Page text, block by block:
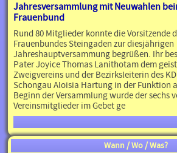
Jahresversammlung mit Neuwahlen
Frauenbund
Rund 80 Mitglieder konnte die Vorsitzende
Frauenbundes Steingaden zur diesjährigen
Jahreshauptversammung begrüßen. Ihr
Pater Joyice Thomas Lanithotam dem
Zweigvereins und der Bezirksleiterin des
Schongau Aloisia Hartung in der Funktion
Beginn der Versammlung wurde der sechs
Vereinsmitglieder im Gebet ge
Wann / Wo / Was?